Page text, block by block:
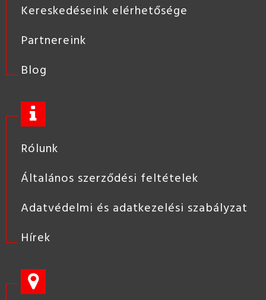
Kereskedéseink elérhetősége
Partnereink
Blog
Rólunk
Általános szerződési feltételek
Adatvédelmi és adatkezelési szabályzat
Hírek